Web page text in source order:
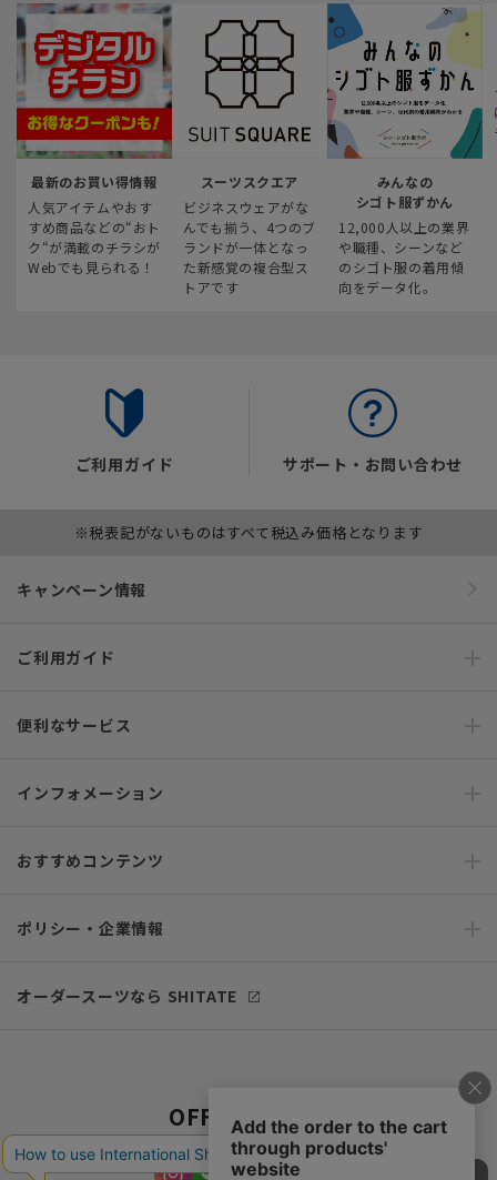
最新のお買い得情報
人気アイテムやおす
すめ商品などの“おト
ク“が満載のチラシが
Webでも見られる！
スーツスクエア
ビジネスウェアがな
んでも揃う、4つのブ
ランドが一体となっ
た新感覚の複合型ス
トアです
みんなの
シゴト服ずかん
12,000人以上の業界
や職種、シーンなど
のシゴト服の着用傾
向をデータ化。
ご利用ガイド サポート・お問い合わせ
※税表記がないものはすべて税込み価格となります
キャンペーン情報
ご利用ガイド
便利なサービス
インフォメーション
おすすめコンテンツ
ポリシー・企業情報
オーダースーツなら SHITATE
OFFICIAL SNS